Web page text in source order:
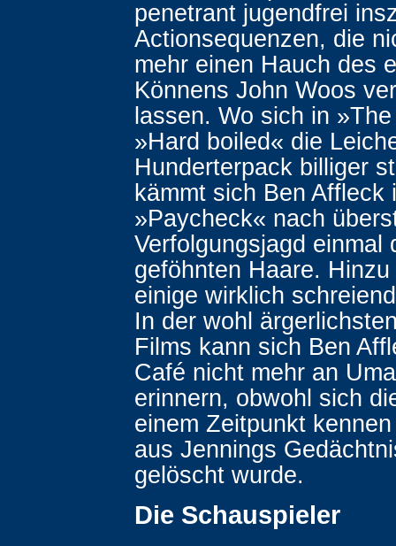
penetrant jugendfrei
Actionsequenzen, die
mehr einen Hauch des
Könnens John Woos
lassen. Wo sich in
»Hard boiled« die
Hunderterpack billiger
kämmt sich Ben Affleck
»Paycheck« nach
Verfolgungsjagd einmal
geföhnten Haare.
einige wirklich
In der wohl
Films kann sich Ben
Café nicht mehr an
erinnern, obwohl sich
einem Zeitpunkt
aus Jennings
gelöscht wurde.
Die Schauspieler